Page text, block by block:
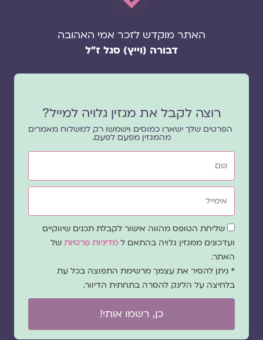
האתר מוקדש לזכר אמי האהובה
דבורה (וייץ) סגל ז"ל
רוצה לקבל את מגזין גלויה למייל?
הפרטים שלך ישארו כמוסים וישמשו רק למשלוח מאמרים
מהמגזין מפעם לפעם.
שם
אימייל
שדה
הסכמה
שליחת הטופס מהווה אישור לקבלת תכנים שיווקיים
ועדכונים ממגזין גלויה בהתאם למדיניות פרטיות של
האתר.
* ניתן להסיר את עצמך מרשימת התפוצה בכל עת
בלחיצה על הלינק להסרה בתחתית הדיוור.
כן, רשמו אותי!